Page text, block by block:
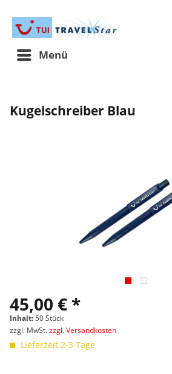
Menü
Kugelschreiber Blau
45,00 € *
Inhalt:50 Stück
zzgl. MwSt.zzgl. Versandkosten
Lieferzeit 2-3 Tage